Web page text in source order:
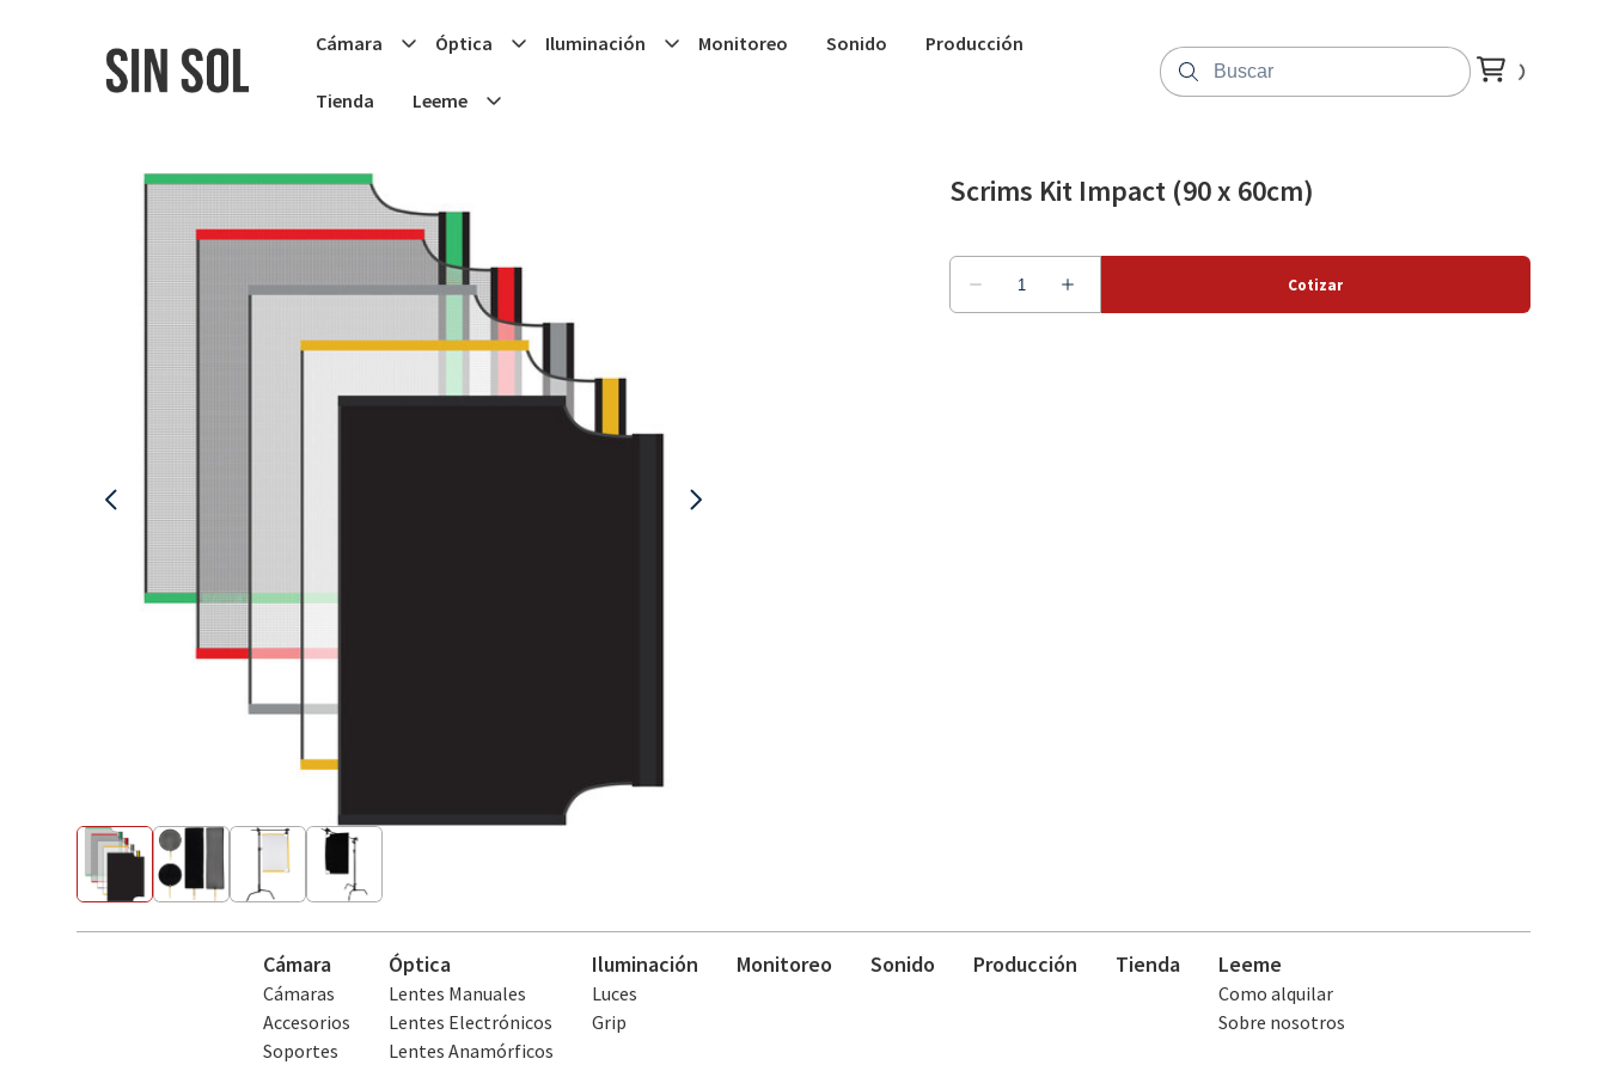
Cámara Óptica Iluminación Monitoreo Sonido Producción
Tienda Leeme
Scrims Kit Impact (90 x 60cm)
Cámara
Cámaras
Accesorios
Soportes
Óptica
Lentes Manuales
Lentes Electrónicos
Lentes Anamórficos
Iluminación
Luces
Grip
Monitoreo Sonido Producción Tienda Leeme
Como alquilar
Sobre nosotros